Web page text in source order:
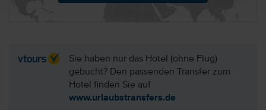
Sie haben nur das Hotel (ohne Flug)
gebucht? Den passenden Transfer zum
Hotel finden Sie auf
www.urlaubstransfers.de